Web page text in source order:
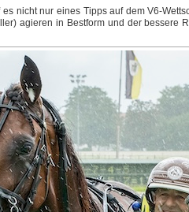
es nicht nur eines Tipps auf dem V6-
agieren in Bestform und der bessere